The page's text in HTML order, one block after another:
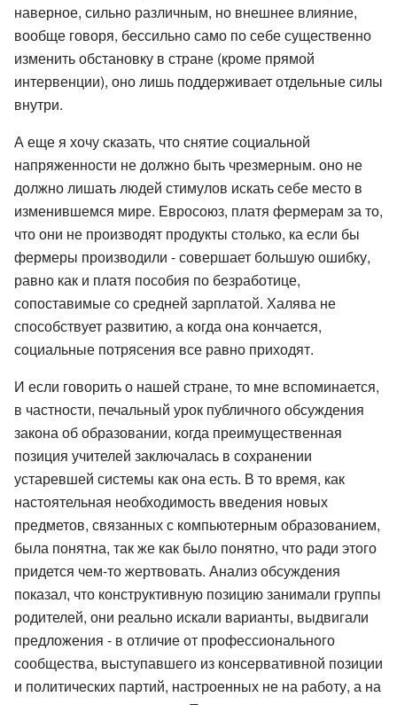
наверное, сильно различным, но внешнее влияние,
вообще говоря, бессильно само по себе существенно
изменить обстановку в стране (кроме прямой
интервенции), оно лишь поддерживает отдельные силы
внутри.
А еще я хочу сказать, что снятие социальной
напряженности не должно быть чрезмерным. оно не
должно лишать людей стимулов искать себе место в
изменившемся мире. Евросоюз, платя фермерам за то,
что они не производят продукты столько, ка если бы
фермеры производили - совершает большую ошибку,
равно как и платя пособия по безработице,
сопоставимые со средней зарплатой. Халява не
способствует развитию, а когда она кончается,
социальные потрясения все равно приходят.
И если говорить о нашей стране, то мне вспоминается,
в частности, печальный урок публичного обсуждения
закона об образовании, когда преимущественная
позиция учителей заключалась в сохранении
устаревшей системы как она есть. В то время, как
настоятельная необходимость введения новых
предметов, связанных с компьютерным образованием,
была понятна, так же как было понятно, что ради этого
придется чем-то жертвовать. Анализ обсуждения
показал, что конструктивную позицию занимали группы
родителей, они реально искали варианты, выдвигали
предложения - в отличие от профессионального
сообщества, выступавшего из консервативной позиции
и политических партий, настроенных не на работу, а на